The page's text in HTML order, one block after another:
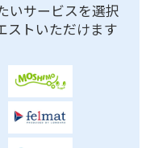
いサービスを選択
ストいただけます